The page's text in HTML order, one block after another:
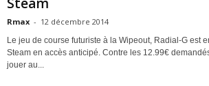
Steam
Rmax - 12 décembre 2014
Le jeu de course futuriste à la Wipeout, Radial-G est
Steam en accès anticipé. Contre les 12.99€
jouer au...